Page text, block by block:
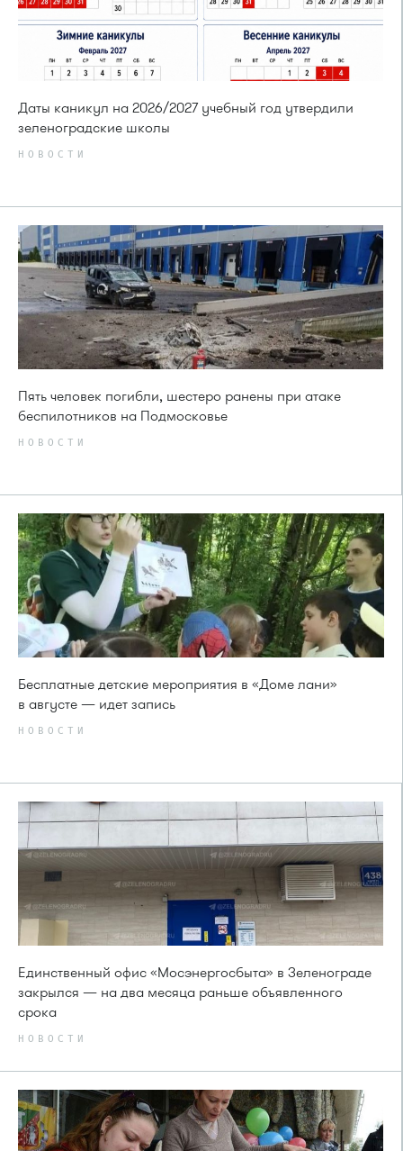
Даты каникул на 2026/2027 учебный год утвердили
зеленоградские школы
НОВОСТИ
Пять человек погибли, шестеро ранены при атаке
беспилотников на Подмосковье
НОВОСТИ
Бесплатные детские мероприятия в «Доме лани»
в августе — идет запись
НОВОСТИ
Единственный офис «Мосэнергосбыта» в Зеленограде
закрылся — на два месяца раньше объявленного
срока
НОВОСТИ